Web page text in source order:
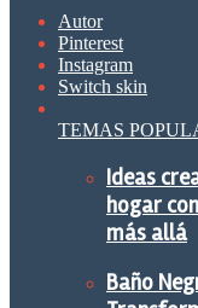
Autor
Pinterest
Instagram
Switch skin
TEMAS
Ideas
hogar
más allá
Baño